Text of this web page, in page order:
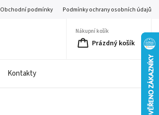
Obchodní podmínky Podmínky ochrany osobních údajů
Nákupní košík
Prázdný košík
Kontakty